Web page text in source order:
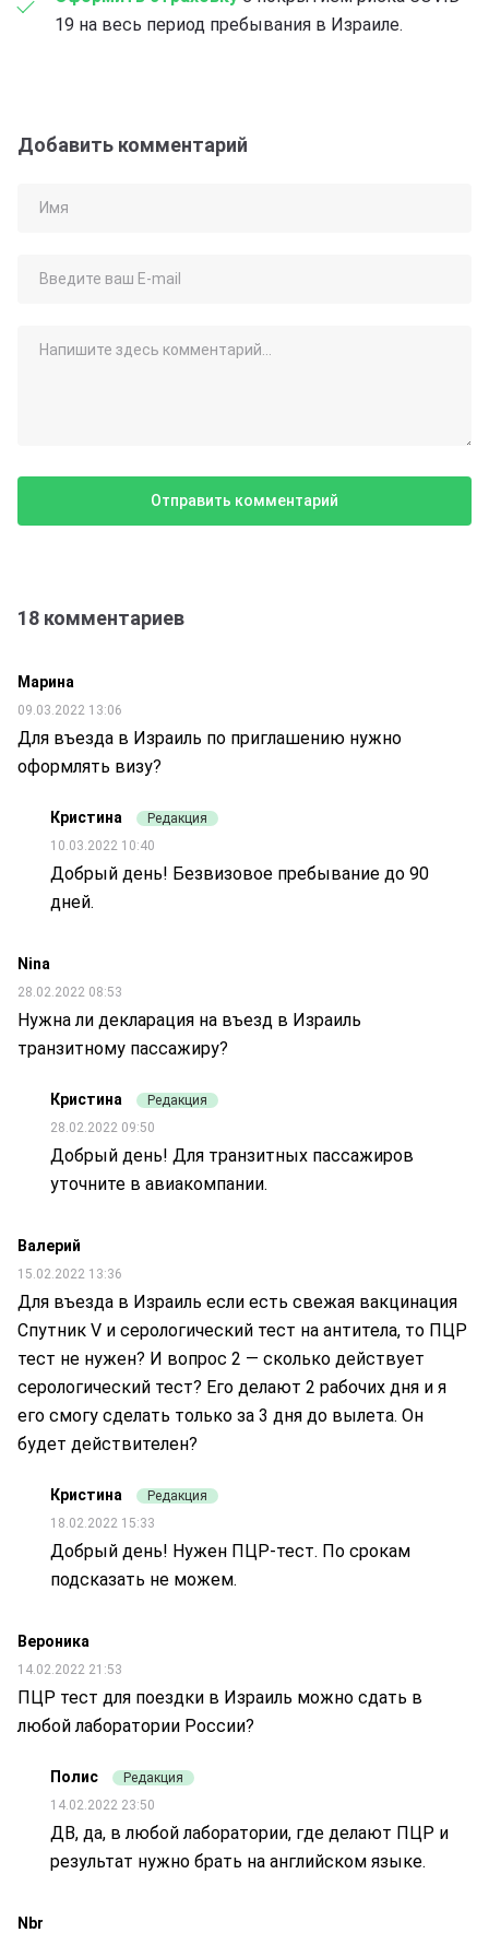
19 на весь период пребывания в Израиле.
Добавить комментарий
18 комментариев
Марина
09.03.2022 13:06
Для въезда в Израиль по приглашению нужно
оформлять визу?
Кристина
Редакция
10.03.2022 10:40
Добрый день! Безвизовое пребывание до 90
дней.
Nina
28.02.2022 08:53
Нужна ли декларация на въезд в Израиль
транзитному пассажиру?
Кристина
Редакция
28.02.2022 09:50
Добрый день! Для транзитных пассажиров
уточните в авиакомпании.
Валерий
15.02.2022 13:36
Для въезда в Израиль если есть свежая вакцинация
Спутник V и серологический тест на антитела, то ПЦР
тест не нужен? И вопрос 2 — сколько действует
серологический тест? Его делают 2 рабочих дня и я
его смогу сделать только за 3 дня до вылета. Он
будет действителен?
Кристина
Редакция
18.02.2022 15:33
Добрый день! Нужен ПЦР-тест. По срокам
подсказать не можем.
Вероника
14.02.2022 21:53
ПЦР тест для поездки в Израиль можно сдать в
любой лаборатории России?
Полис
Редакция
14.02.2022 23:50
ДВ, да, в любой лаборатории, где делают ПЦР и
результат нужно брать на английском языке.
Nbr